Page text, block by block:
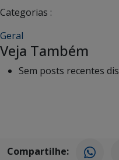
Categorias :
Geral
Veja Também
Sem posts recentes
Compartilhe: